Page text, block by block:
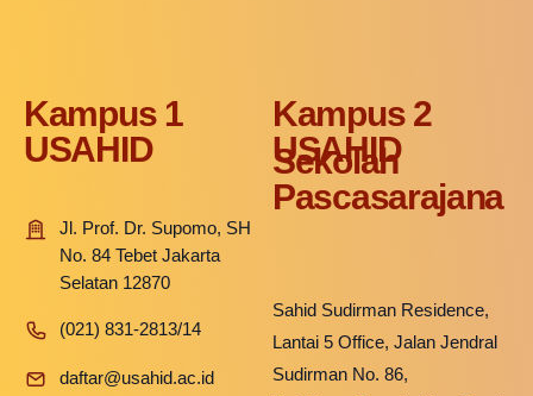
Kampus 1
USAHID
Jl. Prof. Dr. Supomo, SH
No. 84 Tebet Jakarta
Selatan 12870
(021) 831-2813/14
daftar@usahid.ac.id
Kampus 2
USAHID
Sekolah
Pascasarajana
Sahid Sudirman Residence,
Lantai 5 Office, Jalan Jendral
Sudirman No. 86,